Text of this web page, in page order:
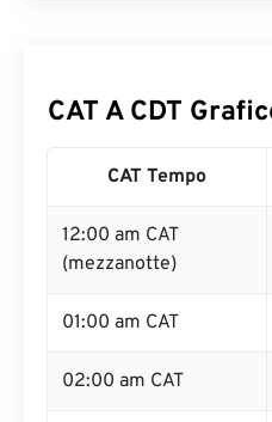
CAT A CDT
CAT Tempo
12:00 am CAT
(mezzanotte)
01:00 am CAT
02:00 am CAT